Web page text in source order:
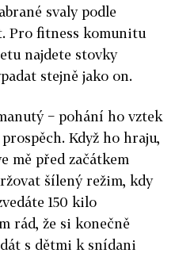
svaly podle
Pro fitness komunitu
najdete stovky
stejně jako on.
− pohání ho vztek
Když ho hraju,
mě před začátkem
šílený režim, kdy
150 kilo
rád, že si konečně
s dětmi k snídani